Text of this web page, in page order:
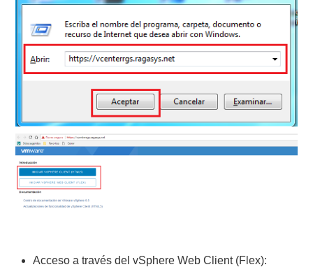
Acceso a través del vSphere Web Client (Flex):